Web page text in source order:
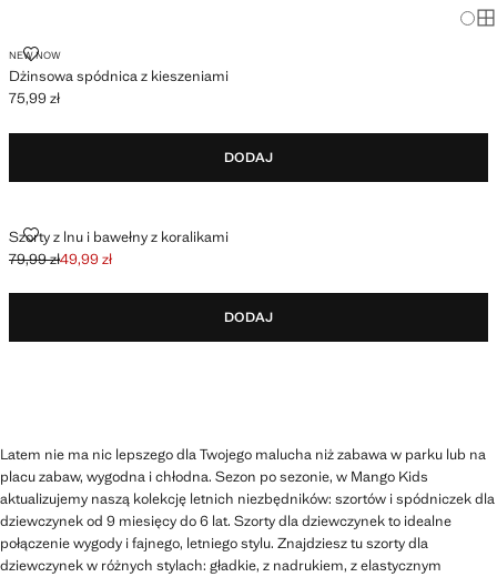
NEW NOW
Dżinsowa spódnica z kieszeniami
DŻINSOWA SPÓDNICA Z KIESZENIAMI
Aktualna cena [75,99 zł ]
75,99 zł
DODAJ
Szorty z lnu i bawełny z koralikami
SZORTY Z LNU I BAWEŁNY Z KORALIKAMI
Skreślona cena początkowa [79,99 zł ]
79,99 zł
Aktualna cena [49,99 zł ]
49,99 zł
DODAJ
Latem nie ma nic lepszego dla Twojego malucha niż zabawa w parku lub na
placu zabaw, wygodna i chłodna. Sezon po sezonie, w Mango Kids
aktualizujemy naszą kolekcję letnich niezbędników: szortów i spódniczek dla
dziewczynek od 9 miesięcy do 6 lat. Szorty dla dziewczynek to idealne
połączenie wygody i fajnego, letniego stylu. Znajdziesz tu szorty dla
dziewczynek w różnych stylach: gładkie, z nadrukiem, z elastycznym